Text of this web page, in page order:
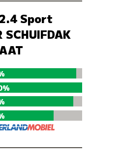
Sport
SCHUIFDAK